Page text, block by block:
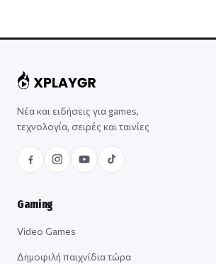
Νέα και ειδήσεις για games,
τεχνολογία, σειρές και ταινίες
Gaming
Video Games
Δημοφιλή παιχνίδια τώρα